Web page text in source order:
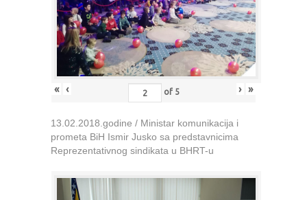
« ‹ of 5 › »
13.02.2018.godine / Ministar komunikacija i
prometa BiH Ismir Jusko sa predstavnicima
Reprezentativnog sindikata u BHRT-u